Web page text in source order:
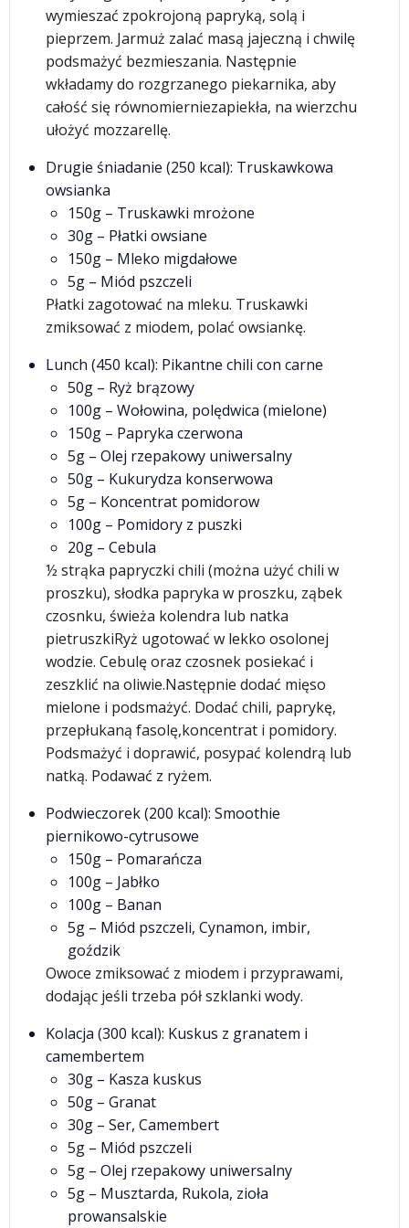
wymieszać zpokrojoną papryką, solą i
pieprzem. Jarmuż zalać masą jajeczną i chwilę
podsmażyć bezmieszania. Następnie
wkładamy do rozgrzanego piekarnika, aby
całość się równomierniezapiekła, na wierzchu
ułożyć mozzarellę.
Drugie śniadanie (250 kcal): Truskawkowa
owsianka
150g – Truskawki mrożone
30g – Płatki owsiane
150g – Mleko migdałowe
5g – Miód pszczeli
Płatki zagotować na mleku. Truskawki
zmiksować z miodem, polać owsiankę.
Lunch (450 kcal): Pikantne chili con carne
50g – Ryż brązowy
100g – Wołowina, polędwica (mielone)
150g – Papryka czerwona
5g – Olej rzepakowy uniwersalny
50g – Kukurydza konserwowa
5g – Koncentrat pomidorow
100g – Pomidory z puszki
20g – Cebula
½ strąka papryczki chili (można użyć chili w
proszku), słodka papryka w proszku, ząbek
czosnku, świeża kolendra lub natka
pietruszkiRyż ugotować w lekko osolonej
wodzie. Cebulę oraz czosnek posiekać i
zeszklić na oliwie.Następnie dodać mięso
mielone i podsmażyć. Dodać chili, paprykę,
przepłukaną fasolę,koncentrat i pomidory.
Podsmażyć i doprawić, posypać kolendrą lub
natką. Podawać z ryżem.
Podwieczorek (200 kcal): Smoothie
piernikowo-cytrusowe
150g – Pomarańcza
100g – Jabłko
100g – Banan
5g – Miód pszczeli, Cynamon, imbir,
goździk
Owoce zmiksować z miodem i przyprawami,
dodając jeśli trzeba pół szklanki wody.
Kolacja (300 kcal): Kuskus z granatem i
camembertem
30g – Kasza kuskus
50g – Granat
30g – Ser, Camembert
5g – Miód pszczeli
5g – Olej rzepakowy uniwersalny
5g – Musztarda, Rukola, zioła
prowansalskie